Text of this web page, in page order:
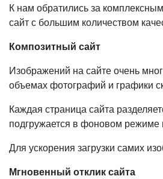
К нам обратились за
сайт с большим количеством
Композитный сайт
Изображений на сайте очень
объемах фотографий и графики
Каждая страница сайта
подгружается в фоновом режиме
Для ускорения загрузки самих
Мгновенный отклик сайта